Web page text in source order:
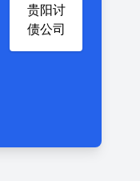
贵阳讨
债公司